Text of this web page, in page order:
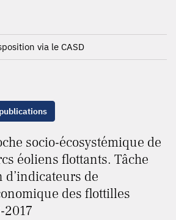
via le CASD
socio-écosystémique de
éoliens flottants. Tâche
d’indicateurs de
des flottilles
2017